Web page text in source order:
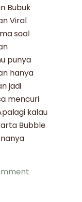
Bubuk
Viral
soal
punya
hanya
jadi
mencuri
kalau
Bubble